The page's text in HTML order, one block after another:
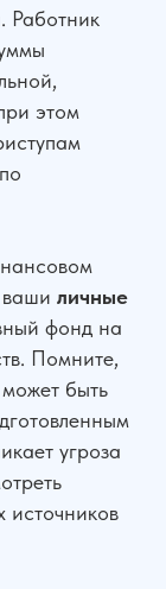
Работник
этом
ваши личные
фонд на
Помните,
может быть
угроза
источников